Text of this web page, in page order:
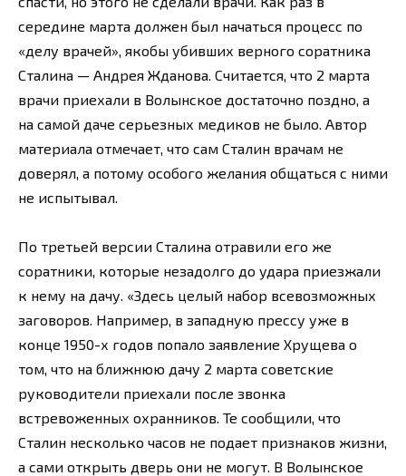
середине марта должен был начаться процесс по
«делу врачей», якобы убивших верного соратника
Сталина — Андрея Жданова. Считается, что 2 марта
врачи приехали в Волынское достаточно поздно, а
на самой даче серьезных медиков не было. Автор
материала отмечает, что сам Сталин врачам не
доверял, а потому особого желания общаться с ними
не испытывал.
По третьей версии Сталина отравили его же
соратники, которые незадолго до удара приезжали
к нему на дачу. «Здесь целый набор всевозможных
заговоров. Например, в западную прессу уже в
конце 1950-х годов попало заявление Хрущева о
том, что на ближнюю дачу 2 марта советские
руководители приехали после звонка
встревоженных охранников. Те сообщили, что
Сталин несколько часов не подает признаков жизни,
а сами открыть дверь они не могут. В Волынское